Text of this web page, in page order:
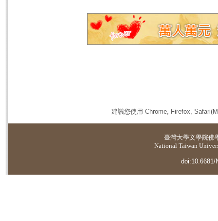
建議您使用 Chrome, Firefox,
臺灣大學文學院佛
National Taiwan
doi:10.6681/